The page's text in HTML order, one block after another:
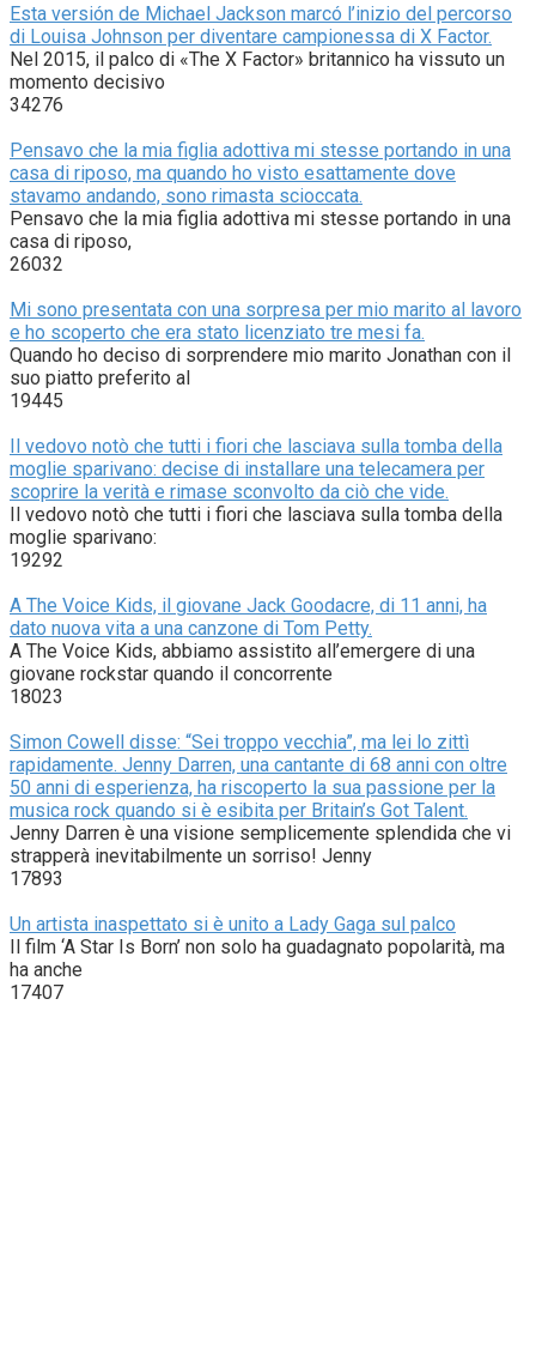
Esta versión de Michael Jackson marcó l’inizio del percorso
di Louisa Johnson per diventare campionessa di X Factor.
Nel 2015, il palco di «The X Factor» britannico ha vissuto un
momento decisivo
34276
Pensavo che la mia figlia adottiva mi stesse portando in una
casa di riposo, ma quando ho visto esattamente dove
stavamo andando, sono rimasta scioccata.
Pensavo che la mia figlia adottiva mi stesse portando in una
casa di riposo,
26032
Mi sono presentata con una sorpresa per mio marito al lavoro
e ho scoperto che era stato licenziato tre mesi fa.
Quando ho deciso di sorprendere mio marito Jonathan con il
suo piatto preferito al
19445
Il vedovo notò che tutti i fiori che lasciava sulla tomba della
moglie sparivano: decise di installare una telecamera per
scoprire la verità e rimase sconvolto da ciò che vide.
Il vedovo notò che tutti i fiori che lasciava sulla tomba della
moglie sparivano:
19292
A The Voice Kids, il giovane Jack Goodacre, di 11 anni, ha
dato nuova vita a una canzone di Tom Petty.
A The Voice Kids, abbiamo assistito all’emergere di una
giovane rockstar quando il concorrente
18023
Simon Cowell disse: “Sei troppo vecchia”, ma lei lo zittì
rapidamente. Jenny Darren, una cantante di 68 anni con oltre
50 anni di esperienza, ha riscoperto la sua passione per la
musica rock quando si è esibita per Britain’s Got Talent.
Jenny Darren è una visione semplicemente splendida che vi
strapperà inevitabilmente un sorriso! Jenny
17893
Un artista inaspettato si è unito a Lady Gaga sul palco
Il film ‘A Star Is Born’ non solo ha guadagnato popolarità, ma
ha anche
17407